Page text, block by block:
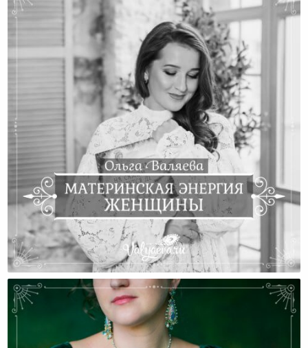
Материнская Энергия Женщины